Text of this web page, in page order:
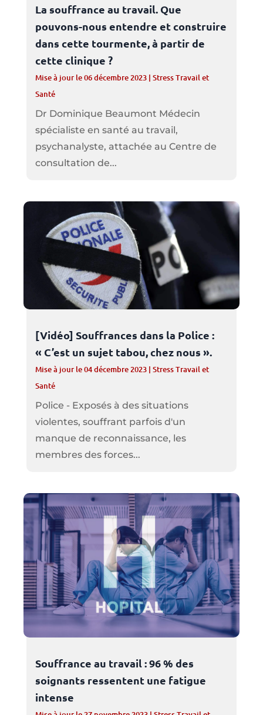
La souffrance au travail. Que
pouvons-nous entendre et construire
dans cette tourmente, à partir de
cette clinique ?
Mise à jour le 06 décembre 2023| Stress Travail et
Santé
Dr Dominique Beaumont Médecin
spécialiste en santé au travail,
psychanalyste, attachée au Centre de
consultation de...
[Vidéo] Souffrances dans la Police :
« C’est un sujet tabou, chez nous ».
Mise à jour le 04 décembre 2023| Stress Travail et
Santé
Police - Exposés à des situations
violentes, souffrant parfois d'un
manque de reconnaissance, les
membres des forces...
Souffrance au travail : 96 % des
soignants ressentent une fatigue
intense